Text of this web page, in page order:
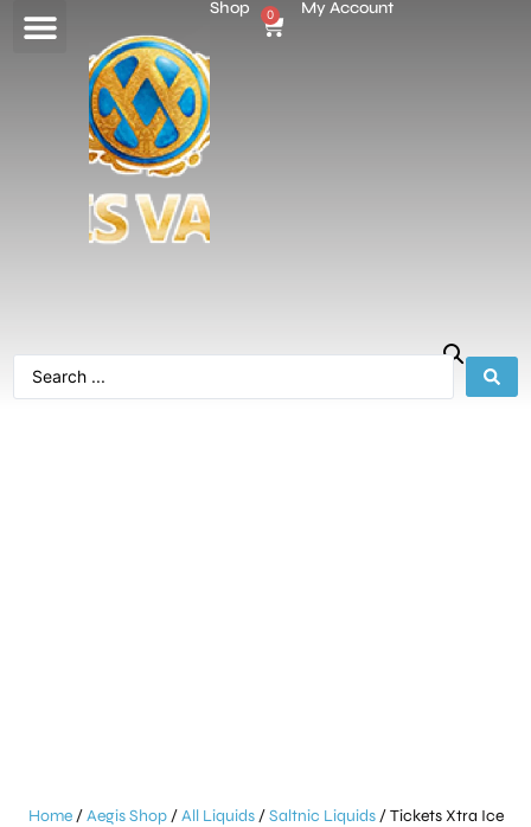
Shop 0 My Account
Home/Aegis Shop/All Liquids/Saltnic Liquids/ Tickets Xtra Ice